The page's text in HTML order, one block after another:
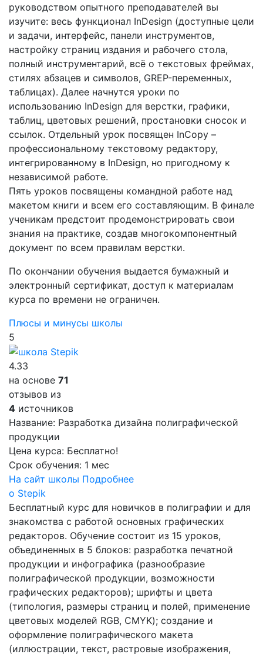
руководством опытного преподавателей вы
изучите: весь функционал InDesign (доступные цели
и задачи, интерфейс, панели инструментов,
настройку страниц издания и рабочего стола,
полный инструментарий, всё о текстовых фреймах,
стилях абзацев и символов, GREP-переменных,
таблицах). Далее начнутся уроки по
использованию InDesign для верстки, графики,
таблиц, цветовых решений, простановки сносок и
ссылок. Отдельный урок посвящен InCopy –
профессиональному текстовому редактору,
интегрированному в InDesign, но пригодному к
независимой работе.
Пять уроков посвящены командной работе над
макетом книги и всем его составляющим. В финале
ученикам предстоит продемонстрировать свои
знания на практике, создав многокомпонентный
документ по всем правилам верстки.
По окончании обучения выдается бумажный и
электронный сертификат, доступ к материалам
курса по времени не ограничен.
Плюсы и минусы школы
5
4.33
на основе 71
отзывов из
4 источников
Название: Разработка дизайна полиграфической
продукции
Цена курса: Бесплатно!
Срок обучения: 1 мес
На сайт школы Подробнее
о Stepik
Бесплатный курс для новичков в полиграфии и для
знакомства с работой основных графических
редакторов. Обучение состоит из 15 уроков,
объединенных в 5 блоков: разработка печатной
продукции и инфографика (разнообразие
полиграфической продукции, возможности
графических редакторов); шрифты и цвета
(типология, размеры страниц и полей, применение
цветовых моделей RGB, CMYK); создание и
оформление полиграфического макета
(иллюстрации, текст, растровые изображения,